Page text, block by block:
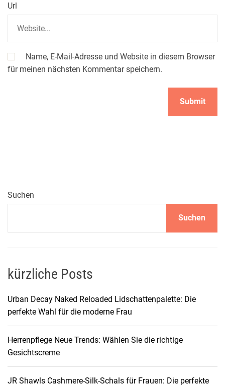
Url
Name, E-Mail-Adresse und Website in diesem Browser
für meinen nächsten Kommentar speichern.
Suchen
Suchen
kürzliche Posts
Urban Decay Naked Reloaded Lidschattenpalette: Die
perfekte Wahl für die moderne Frau
Herrenpflege Neue Trends: Wählen Sie die richtige
Gesichtscreme
JR Shawls Cashmere-Silk-Schals für Frauen: Die perfekte